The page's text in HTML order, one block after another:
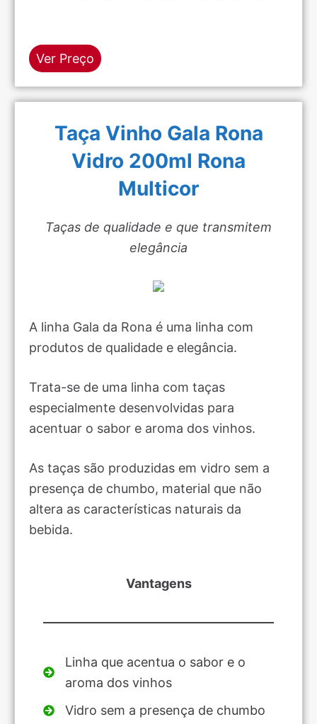
Ver Preço
Taça Vinho Gala Rona
Vidro 200ml Rona
Multicor
Taças de qualidade e que transmitem
elegância
A linha Gala da Rona é uma linha com
produtos de qualidade e elegância.
Trata-se de uma linha com taças
especialmente desenvolvidas para
acentuar o sabor e aroma dos vinhos.
As taças são produzidas em vidro sem a
presença de chumbo, material que não
altera as características naturais da
bebida.
Vantagens
Linha que acentua o sabor e o
aroma dos vinhos
Vidro sem a presença de chumbo